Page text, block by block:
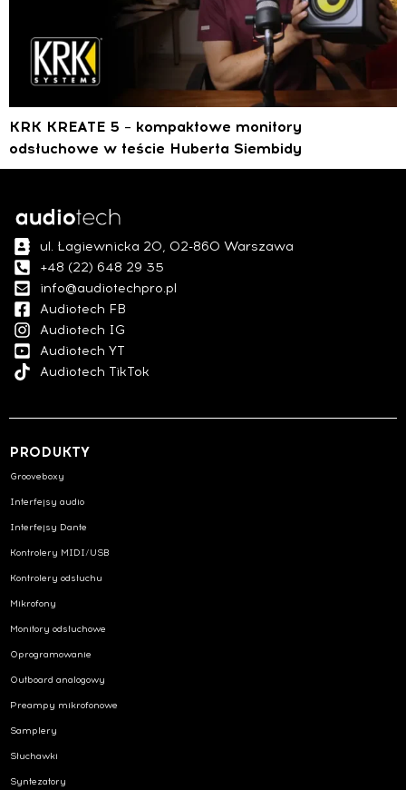
KRK KREATE 5 – kompaktowe monitory
odsłuchowe w teście Huberta Siembidy
ul. Łagiewnicka 20, 02-860 Warszawa
+48 (22) 648 29 35
info@audiotechpro.pl
Audiotech FB
Audiotech IG
Audiotech YT
Audiotech TikTok
PRODUKTY
Grooveboxy
Interfejsy audio
Interfejsy Dante
Kontrolery MIDI/USB
Kontrolery odsłuchu
Mikrofony
Monitory odsłuchowe
Oprogramowanie
Outboard analogowy
Preampy mikrofonowe
Samplery
Słuchawki
Syntezatory